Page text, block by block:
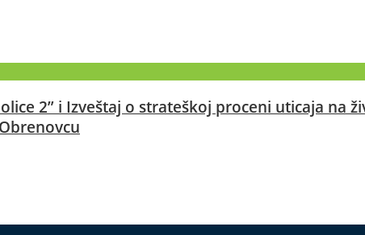
2” i Izveštaj o strateškoj proceni uticaja na